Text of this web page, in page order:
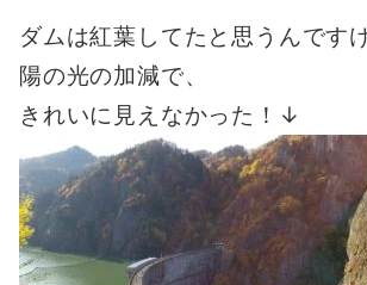
ダムは紅葉してたと思うんですけ
陽の光の加減で、
きれいに見えなかった！↓